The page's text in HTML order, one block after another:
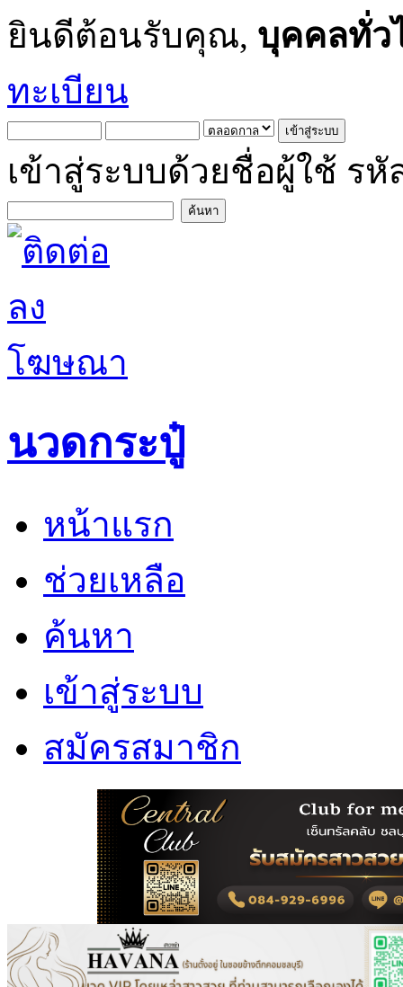
ยินดีต้อนรับคุณ, บุคคลทั่ว
ทะเบียน
เข้าสู่ระบบด้วยชื่อผู้ใช้ รหั
นวดกระปู๋
หน้าแรก
ช่วยเหลือ
ค้นหา
เข้าสู่ระบบ
สมัครสมาชิก